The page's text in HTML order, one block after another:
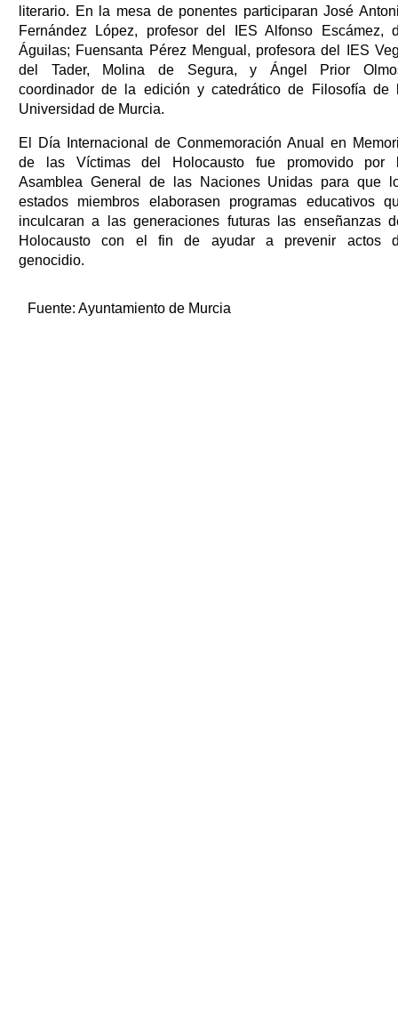
literario. En la mesa de ponentes participaran José
Fernández López, profesor del IES Alfonso Escámez,
Águilas; Fuensanta Pérez Mengual, profesora del IES
del Tader, Molina de Segura, y Ángel Prior
coordinador de la edición y catedrático de Filosofía de
Universidad de Murcia.
El Día Internacional de Conmemoración Anual en
de las Víctimas del Holocausto fue promovido por
Asamblea General de las Naciones Unidas para que
estados miembros elaborasen programas educativos
inculcaran a las generaciones futuras las enseñanzas
Holocausto con el fin de ayudar a prevenir actos
genocidio.
Fuente: Ayuntamiento de Murcia